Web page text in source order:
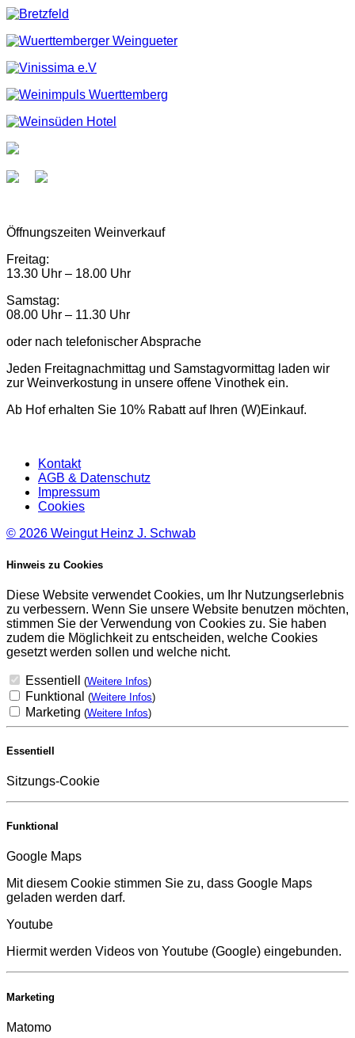
Öffnungszeiten Weinverkauf
Freitag:
13.30 Uhr – 18.00 Uhr
Samstag:
08.00 Uhr – 11.30 Uhr
oder nach telefonischer Absprache
Jeden Freitagnachmittag und Samstagvormittag laden wir
zur Weinverkostung in unsere offene Vinothek ein.
Ab Hof erhalten Sie 10% Rabatt auf Ihren (W)Einkauf.
Kontakt
AGB & Datenschutz
Impressum
Cookies
© 2026 Weingut Heinz J. Schwab
Hinweis zu Cookies
Diese Website verwendet Cookies, um Ihr Nutzungserlebnis
zu verbessern. Wenn Sie unsere Website benutzen möchten,
stimmen Sie der Verwendung von Cookies zu. Sie haben
zudem die Möglichkeit zu entscheiden, welche Cookies
gesetzt werden sollen und welche nicht.
Essentiell (Weitere Infos)
Funktional (Weitere Infos)
Marketing (Weitere Infos)
Essentiell
Sitzungs-Cookie
Funktional
Google Maps
Mit diesem Cookie stimmen Sie zu, dass Google Maps
geladen werden darf.
Youtube
Hiermit werden Videos von Youtube (Google) eingebunden.
Marketing
Matomo